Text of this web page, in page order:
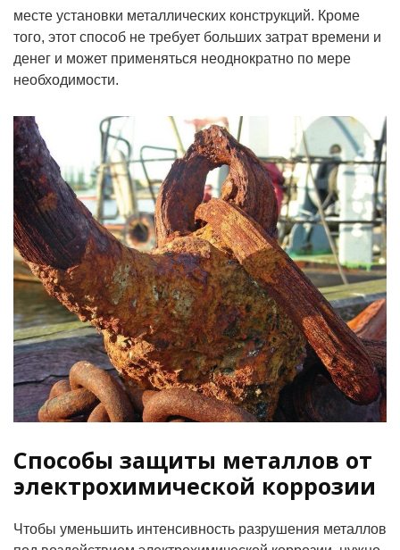
месте установки металлических конструкций. Кроме
того, этот способ не требует больших затрат времени и
денег и может применяться неоднократно по мере
необходимости.
Способы защиты металлов от
электрохимической коррозии
Чтобы уменьшить интенсивность разрушения металлов